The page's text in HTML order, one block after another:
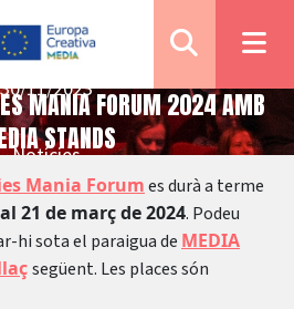
Notícies
MANIA FORUM 2024 AMB
STANDS
30/11/2023
Mania Forumes durà a terme
21 de març de 2024. Podeu
hi sota el paraigua de MEDIA
següent. Les places són